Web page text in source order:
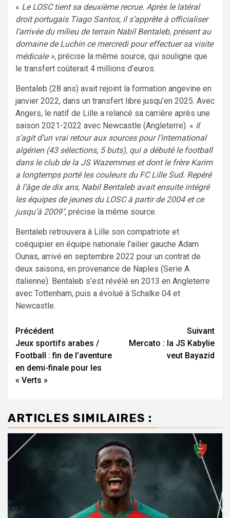
« Le LOSC tient sa deuxième recrue. Après le latéral
droit portugais Tiago Santos, il s’apprête à officialiser
l’arrivée du milieu de terrain Nabil Bentaleb, présent au
domaine de Luchin ce mercredi pour effectuer sa visite
médicale », précise la même source, qui souligne que
le transfert coûterait 4 millions d’euros.
Bentaleb (28 ans) avait rejoint la formation angevine en
janvier 2022, dans un transfert libre jusqu’en 2025. Avec
Angers, le natif de Lille a relancé sa carrière après une
saison 2021-2022 avec Newcastle (Angleterre). « Il
s’agit d’un vrai retour aux sources pour l’international
algérien (43 sélections, 5 buts), qui a débuté le football
dans le club de la JS Wazemmes et dont le frère Karim
a longtemps porté les couleurs du FC Lille Sud. Repéré
à l’âge de dix ans, Nabil Bentaleb avait ensuite intégré
les équipes de jeunes du LOSC à partir de 2004 et ce
jusqu’à 2009″, précise la même source.
Bentaleb retrouvera à Lille son compatriote et
coéquipier en équipe nationale l’ailier gauche Adam
Ounas, arrivé en septembre 2022 pour un contrat de
deux saisons, en provenance de Naples (Serie A
italienne). Bentaleb s’est révélé en 2013 en Angleterre
avec Tottenham, puis a évolué à Schalke 04 et
Newcastle.
Navigation
d’article
Précédent
Jeux sportifs arabes /
Football : fin de l’aventure
en demi-finale pour les
« Verts »
Suivant
Mercato : la JS Kabylie
veut Bayazid
ARTICLES SIMILAIRES :